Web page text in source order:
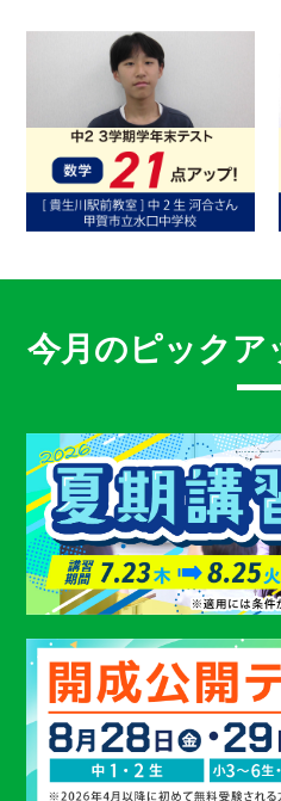
今月のピックア